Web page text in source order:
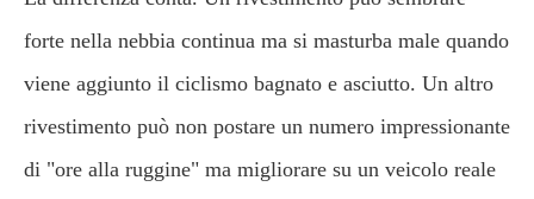
forte nella nebbia continua ma si masturba male quando
viene aggiunto il ciclismo bagnato e asciutto. Un altro
rivestimento può non postare un numero impressionante
di "ore alla ruggine" ma migliorare su un veicolo reale